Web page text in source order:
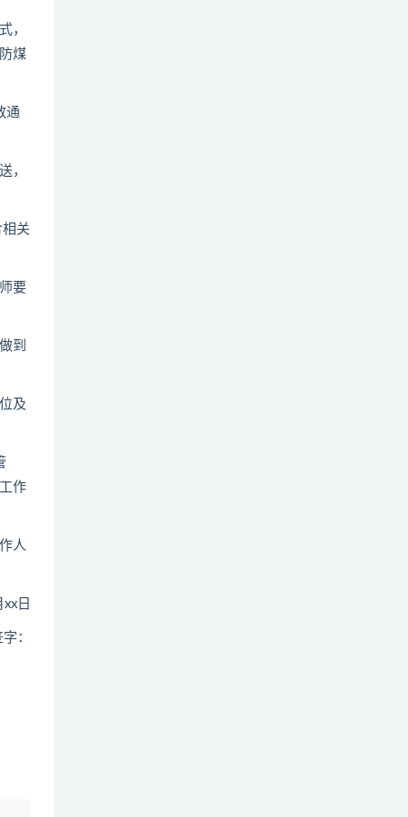
，
煤
通
，
关
要
到
及
作
人
日
：